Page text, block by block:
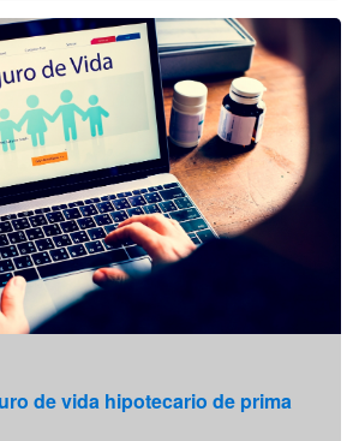
de vida hipotecario de prima